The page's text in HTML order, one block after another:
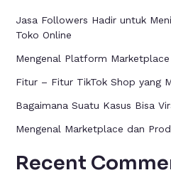
Jasa Followers Hadir untuk
Toko Online
Mengenal Platform
Fitur – Fitur TikTok Shop yang
Bagaimana Suatu Kasus Bisa
Mengenal Marketplace dan
Recent